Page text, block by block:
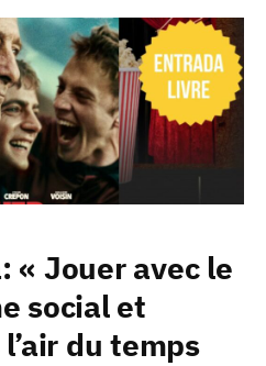
« Jouer avec le
social et
du temps